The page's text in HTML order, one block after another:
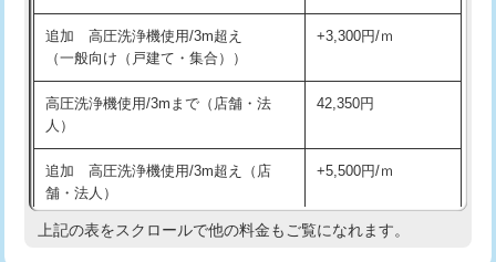
マス交換（深さ50㎝以上） 66,000円
コンクリート斫り（厚さ10㎝まで） 27,500円
コンクリート斫り（厚さ10㎝超え）
モルタル補修（厚さ10㎝まで）
モルタル補修（厚さ10㎝超え） 38,500円
持込商品取付（混合水栓） 16,500円
給水管工事※（ホール加工)
給水管工事※（バンド止め) 3,300円
給水管工事※（支持金具設置) 5,500円
追加 高圧洗浄機使用/3m超え
（一般向け（戸建て・集合））
+3,300円/ｍ
高圧洗浄機使用/3mまで（店舗・法
人）
42,350円
追加 高圧洗浄機使用/3m超え（店
舗・法人）
+5,500円/ｍ
高度高圧洗浄換 現地調査
上記の表をスクロールで他の料金もご覧になれます。